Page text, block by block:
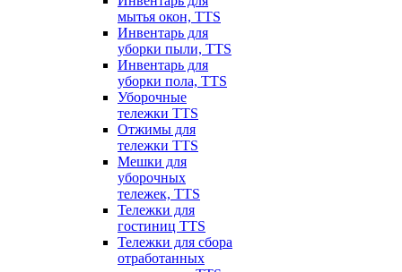
мытья окон, TTS
Инвентарь для
уборки пыли, TTS
Инвентарь для
уборки пола, TTS
Уборочные
тележки TTS
Отжимы для
тележки TTS
Мешки для
уборочных
тележек, TTS
Тележки для
гостиниц TTS
Тележки для сбора
отработанных